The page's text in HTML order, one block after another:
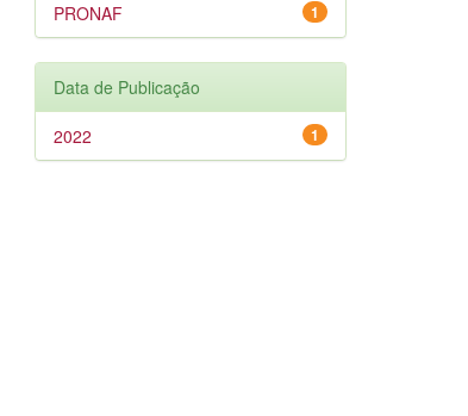
1
PRONAF
Data de Publicação
1
2022